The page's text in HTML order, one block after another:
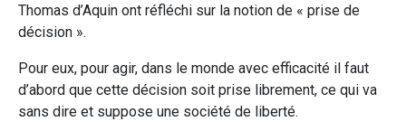
Thomas d’Aquin ont réfléchi sur la notion de « prise de
décision ».
Pour eux, pour agir, dans le monde avec efficacité il faut
d’abord que cette décision soit prise librement, ce qui va
sans dire et suppose une société de liberté.